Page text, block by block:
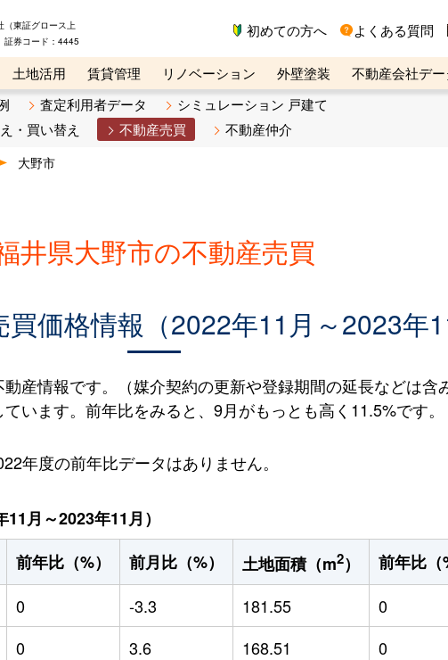
（東証グロース上
券コード：4445
初めての方へ よくある質問
土地活用 賃貸管理 リノベーション 外壁塗装
不動産会社デ
座 リビンマガジンBiz 不動産売却ご相談デスク
査定利用者データ
シミュレーション 戸建て
・買い替え 不動産売買 不動産仲介
大野市
井県大野市の不動産売買
価格情報（2022年11月～2023年
産情報です。（媒介契約の更新や登録期間の延長などは含
います。前年比をみると、9月がもっとも高く11.5%です。
年度の前年比データはありません。
月～2023年11月）
前年比（%） 前月比（%） 土地面積（m2） 前年比（
0 -3.3 181.55 0
0 3.6 168.51 0